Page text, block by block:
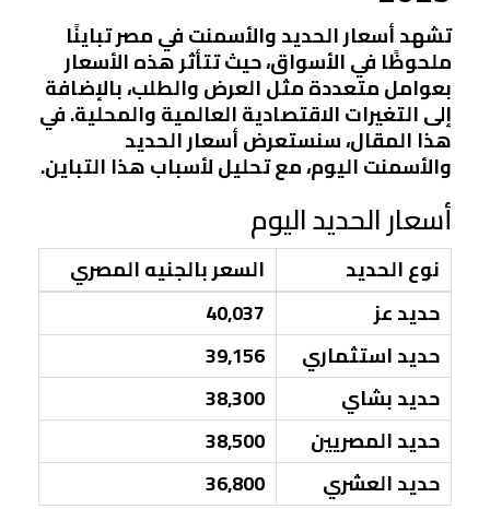
تشهد أسعار الحديد والأسمنت في مصر تباينًا
ملحوظًا في الأسواق، حيث تتأثر هذه الأسعار
بعوامل متعددة مثل العرض والطلب، بالإضافة
إلى التغيرات الاقتصادية العالمية والمحلية. في
هذا المقال، سنستعرض أسعار الحديد
والأسمنت اليوم، مع تحليل لأسباب هذا التباين.
أسعار الحديد اليوم
نوع الحديد
السعر بالجنيه المصري
حديد عز
40,037
حديد استثماري
39,156
حديد بشاي
38,300
حديد المصريين
38,500
حديد العشري
36,800